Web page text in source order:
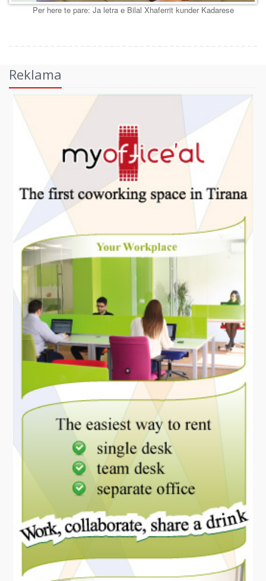
Per here te pare: Ja letra e Bilal Xhaferrit kunder Kadarese
Reklama